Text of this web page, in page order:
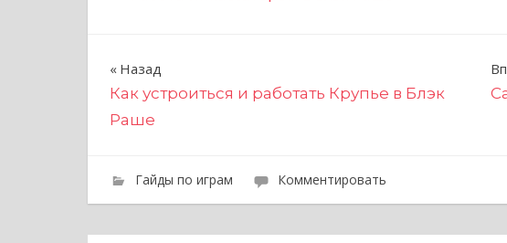
Н
а
и
Назад
Как устроиться и работать Крупье в Блэк
Раше
Гайды по играм Комментировать